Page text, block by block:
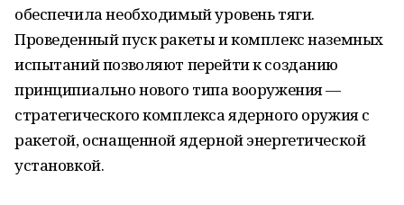
обеспечила необходимый уровень тяги.
Проведенный пуск ракеты и комплекс наземных
испытаний позволяют перейти к созданию
принципиально нового типа вооружения —
стратегического комплекса ядерного оружия с
ракетой, оснащенной ядерной энергетической
установкой.